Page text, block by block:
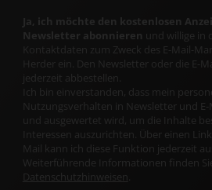
Ja, ich möchte den kostenlosen
Newsletter abonnieren und willige in
Kontaktdaten zum Zweck des E-Mail-
Herder ein. Den Newsletter oder die E-
jederzeit abbestellen.
Ich bin einverstanden, dass mein
Nutzungsverhalten in Newsletter und
und ausgewertet wird, um die Inhalte
Interessen auszurichten. Über einen
Mail kann ich diese Funktion jederzeit
Weiterführende Informationen finden
Datenschutzhinweisen